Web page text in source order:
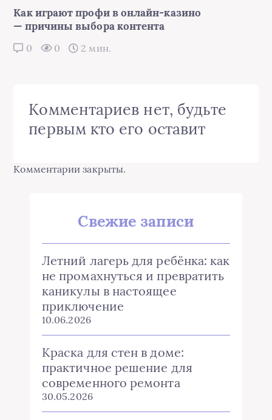
Как играют профи в онлайн-казино
— причины выбора контента
0 0 2 мин.
Комментариев нет, будьте
первым кто его оставит
Комментарии закрыты.
Свежие записи
Летний лагерь для ребёнка: как
не промахнуться и превратить
каникулы в настоящее
приключение
10.06.2026
Краска для стен в доме:
практичное решение для
современного ремонта
30.05.2026